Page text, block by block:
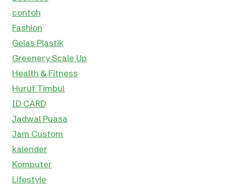
contoh
Fashion
Gelas Plastik
Greenery Scale Up
Health & Fitness
Huruf Timbul
ID CARD
Jadwal Puasa
Jam Custom
kalender
Komputer
Lifestyle